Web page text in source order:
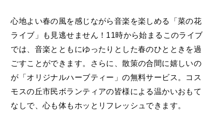
心地よい春の風を感じながら音楽を楽しめる「菜の花
ライブ」も見逃せません！11時から始まるこのライブ
では、音楽とともにゆったりとした春のひとときを過
ごすことができます。さらに、散策の合間に嬉しいの
が「オリジナルハーブティー」の無料サービス。コス
モスの丘市民ボランティアの皆様による温かいおもて
なしで、心も体もホッとリフレッシュできます。